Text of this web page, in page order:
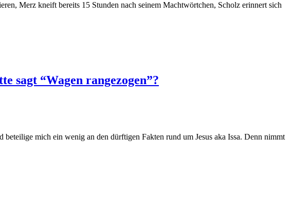
Merz kneift bereits 15 Stunden nach seinem Machtwörtchen, Scholz erinnert sich
sagt “Wagen rangezogen”?
mich ein wenig an den dürftigen Fakten rund um Jesus aka Issa. Denn nimmt